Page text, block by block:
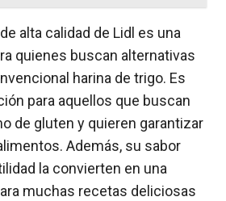
alta calidad de Lidl es una
quienes buscan alternativas
harina de trigo. Es
para aquellos que buscan
de gluten y quieren garantizar
Además, su sabor
la convierten en una
muchas recetas deliciosas